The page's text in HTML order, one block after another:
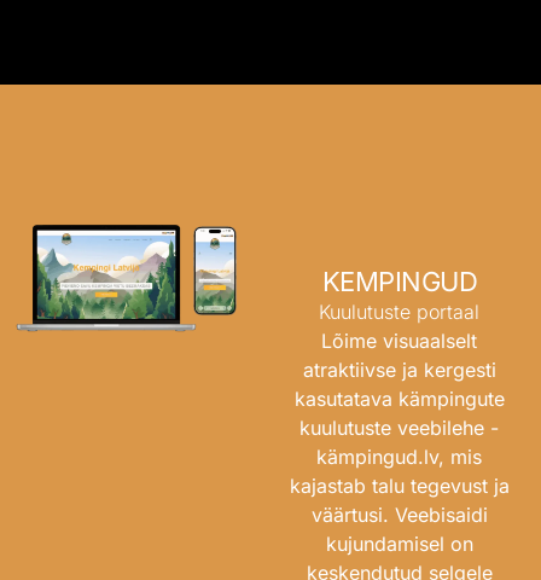
KEMPINGUD
Kuulutuste portaal
Lõime visuaalselt
atraktiivse ja kergesti
kasutatava kämpingute
kuulutuste veebilehe -
kämpingud.lv, mis
kajastab talu tegevust ja
väärtusi. Veebisaidi
kujundamisel on
keskendutud selgele